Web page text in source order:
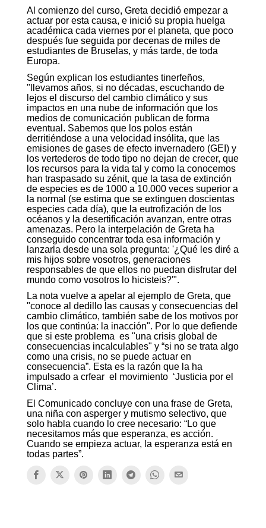
Al comienzo del curso, Greta decidió empezar a
actuar por esta causa, e inició su propia huelga
académica cada viernes por el planeta, que poco
después fue seguida por decenas de miles de
estudiantes de Bruselas, y más tarde, de toda
Europa.
Según explican los estudiantes tinerfeños,
"llevamos años, si no décadas, escuchando de
lejos el discurso del cambio climático y sus
impactos en una nube de información que los
medios de comunicación publican de forma
eventual. Sabemos que los polos están
derritiéndose a una velocidad insólita, que las
emisiones de gases de efecto invernadero (GEI) y
los vertederos de todo tipo no dejan de crecer, que
los recursos para la vida tal y como la conocemos
han traspasado su zénit, que la tasa de extinción
de especies es de 1000 a 10.000 veces superior a
la normal (se estima que se extinguen doscientas
especies cada día), que la eutrofización de los
océanos y la desertificación avanzan, entre otras
amenazas. Pero la interpelación de Greta ha
conseguido concentrar toda esa información y
lanzarla desde una sola pregunta: '¿Qué les diré a
mis hijos sobre vosotros, generaciones
responsables de que ellos no puedan disfrutar del
mundo como vosotros lo hicisteis?'".
La nota vuelve a apelar al ejemplo de Greta, que
"conoce al dedillo las causas y consecuencias del
cambio climático, también sabe de los motivos por
los que continúa: la inacción". Por lo que defiende
que si este problema es "una crisis global de
consecuencias incalculables" y “si no se trata algo
como una crisis, no se puede actuar en
consecuencia”. Esta es la razón que la ha
impulsado a crfear el movimiento ‘Justicia por el
Clima’.
El Comunicado concluye con una frase de Greta,
una niña con asperger y mutismo selectivo, que
solo habla cuando lo cree necesario: “Lo que
necesitamos más que esperanza, es acción.
Cuando se empieza actuar, la esperanza está en
todas partes”.